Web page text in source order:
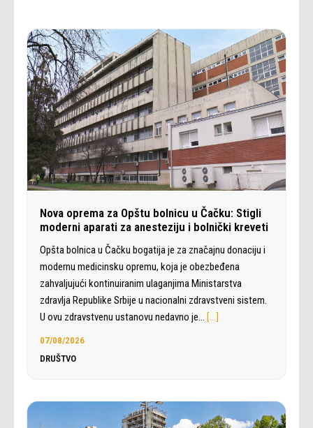
Nova oprema za Opštu bolnicu u Čačku: Stigli
moderni aparati za anesteziju i bolnički kreveti
Opšta bolnica u Čačku bogatija je za značajnu donaciju i
modernu medicinsku opremu, koja je obezbeđena
zahvaljujući kontinuiranim ulaganjima Ministarstva
zdravlja Republike Srbije u nacionalni zdravstveni sistem.
U ovu zdravstvenu ustanovu nedavno je… […]
07/08/2026
DRUŠTVO